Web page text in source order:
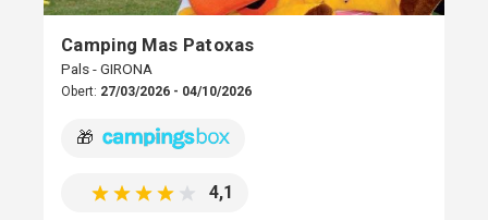
Camping Mas Patoxas
Pals - GIRONA
Obert: 27/03/2026 - 04/10/2026
🎁
4,1